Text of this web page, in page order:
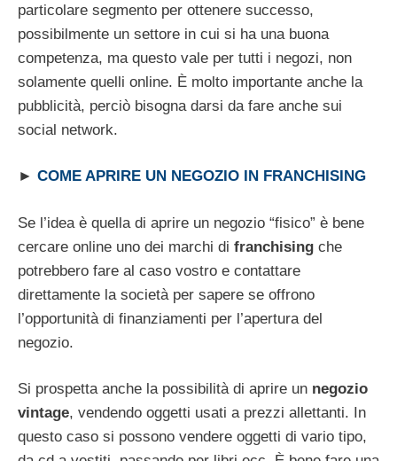
particolare segmento per ottenere successo,
possibilmente un settore in cui si ha una buona
competenza, ma questo vale per tutti i negozi, non
solamente quelli online. È molto importante anche la
pubblicità, perciò bisogna darsi da fare anche sui
social network.
► COME APRIRE UN NEGOZIO IN FRANCHISING
Se l’idea è quella di aprire un negozio “fisico” è bene
cercare online uno dei marchi di franchising che
potrebbero fare al caso vostro e contattare
direttamente la società per sapere se offrono
l’opportunità di finanziamenti per l’apertura del
negozio.
Si prospetta anche la possibilità di aprire un negozio
vintage, vendendo oggetti usati a prezzi allettanti. In
questo caso si possono vendere oggetti di vario tipo,